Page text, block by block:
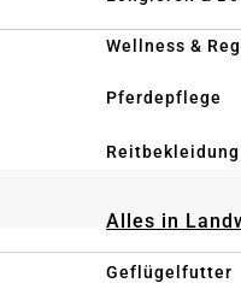
Wellness &
Pferdepflege
Reitbekleidung
Alles in
Geflügelfutter